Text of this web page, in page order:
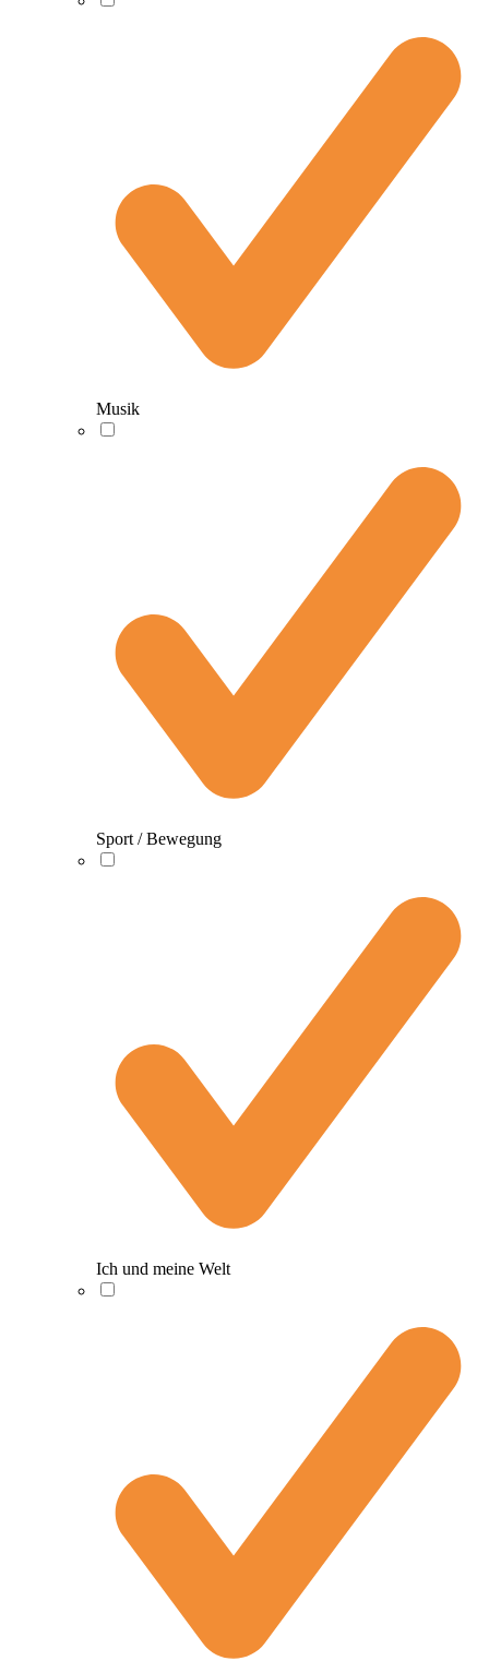
Musik
Sport / Bewegung
Ich und meine Welt